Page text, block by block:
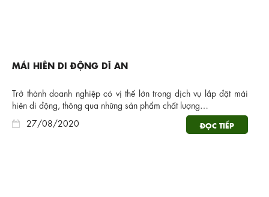
MÁI HIÊN DI ĐỘNG DĨ AN
Trở thành doanh nghiệp có vị thế lớn trong dịch vụ lắp đặt mái
hiên di động, thông qua những sản phẩm chất lượng…
27/08/2020
ĐỌC TIẾP